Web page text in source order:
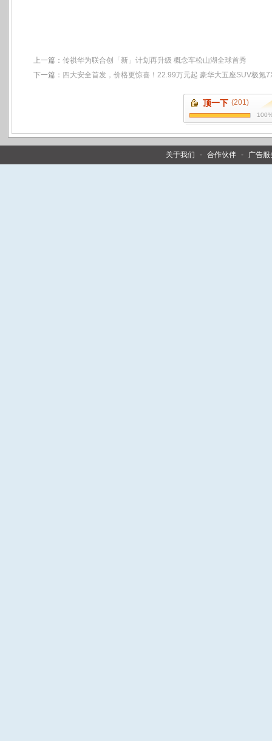
上一篇： 传祺华为联合创「新」计划再升级 概念车松山湖全球首秀
下一篇： 四大安全首发，价格更惊喜！22.99万元起 豪华大五座SUV极氪
顶一下 (201)
关于我们 - 合作伙伴 - 广告服